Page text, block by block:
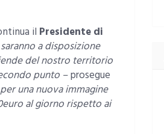
il Presidente di
a disposizione
del nostro territorio
punto –prosegue
una nuova immagine
al giorno rispetto ai